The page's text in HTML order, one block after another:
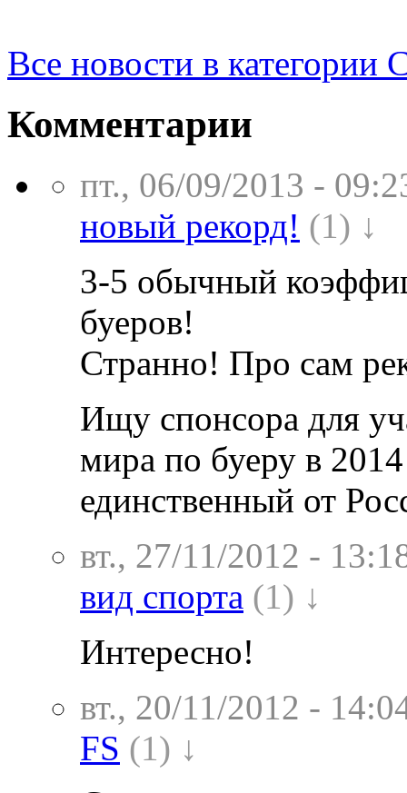
Все новости в категории
Комментарии
пт., 06/09/2013 -
новый рекорд! (1) ↓
3-5 обычный
буеров!
Странно! Про сам
Ищу спонсора для
мира по буеру в
единственный от
вт., 27/11/2012 -
вид спорта (1) ↓
Интересно!
вт., 20/11/2012 -
FS (1) ↓